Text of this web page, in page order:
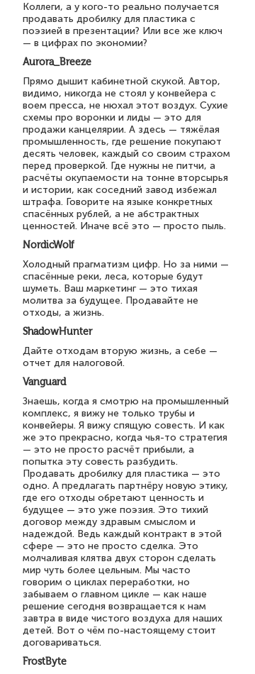
Коллеги, а у кого-то реально получается
продавать дробилку для пластика с
поэзией в презентации? Или все же ключ
— в цифрах по экономии?
Aurora_Breeze
Прямо дышит кабинетной скукой. Автор,
видимо, никогда не стоял у конвейера с
воем пресса, не нюхал этот воздух. Сухие
схемы про воронки и лиды — это для
продажи канцелярии. А здесь — тяжёлая
промышленность, где решение покупают
десять человек, каждый со своим страхом
перед проверкой. Где нужны не питчи, а
расчёты окупаемости на тонне вторсырья
и истории, как соседний завод избежал
штрафа. Говорите на языке конкретных
спасённых рублей, а не абстрактных
ценностей. Иначе всё это — просто пыль.
NordicWolf
Холодный прагматизм цифр. Но за ними —
спасённые реки, леса, которые будут
шуметь. Ваш маркетинг — это тихая
молитва за будущее. Продавайте не
отходы, а жизнь.
ShadowHunter
Дайте отходам вторую жизнь, а себе —
отчет для налоговой.
Vanguard
Знаешь, когда я смотрю на промышленный
комплекс, я вижу не только трубы и
конвейеры. Я вижу спящую совесть. И как
же это прекрасно, когда чья-то стратегия
— это не просто расчёт прибыли, а
попытка эту совесть разбудить.
Продавать дробилку для пластика — это
одно. А предлагать партнёру новую этику,
где его отходы обретают ценность и
будущее — это уже поэзия. Это тихий
договор между здравым смыслом и
надеждой. Ведь каждый контракт в этой
сфере — это не просто сделка. Это
молчаливая клятва двух сторон сделать
мир чуть более цельным. Мы часто
говорим о циклах переработки, но
забываем о главном цикле — как наше
решение сегодня возвращается к нам
завтра в виде чистого воздуха для наших
детей. Вот о чём по-настоящему стоит
договариваться.
FrostByte